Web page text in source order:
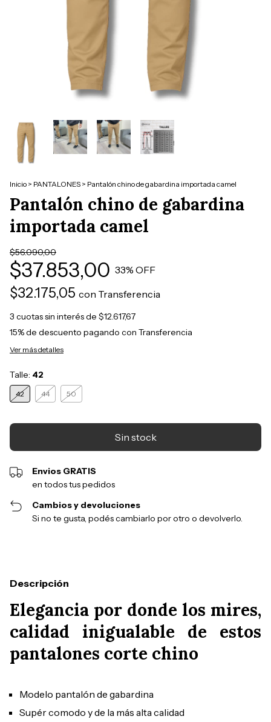
Inicio > PANTALONES > Pantalón chino de gabardina importada camel
Pantalón chino de gabardina
importada camel
$56.090,00
$37.853,00 33% OFF
$32.175,05 con Transferencia
3 cuotas sin interés de $12.617,67
15% de descuento pagando con Transferencia
Ver más detalles
Talle: 42
42 44 50
Envios GRATIS
en todos tus pedidos
Cambios y devoluciones
Si no te gusta, podés cambiarlo por otro o devolverlo.
Descripción
Elegancia por donde los mires,
calidad inigualable de estos
pantalones corte chino
Modelo pantalón de gabardina
Supér comodo y de la más alta calidad